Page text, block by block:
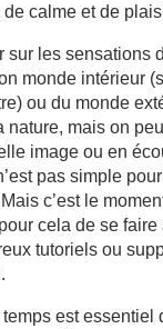
calme et de
sur les sensations
monde intérieur
ou du monde
nature, mais on
image ou en
pas simple
c’est le
cela de se
tutoriels ou
est essentiel